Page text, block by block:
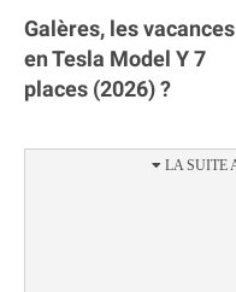
Galères, les vacances
en Tesla Model Y 7
places (2026) ?